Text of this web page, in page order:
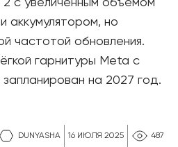
DUNYASHA 16 ИЮЛЯ 2025 487
аккумулятором, но
частотой обновления.
гарнитуры Meta с
на 2027 год.